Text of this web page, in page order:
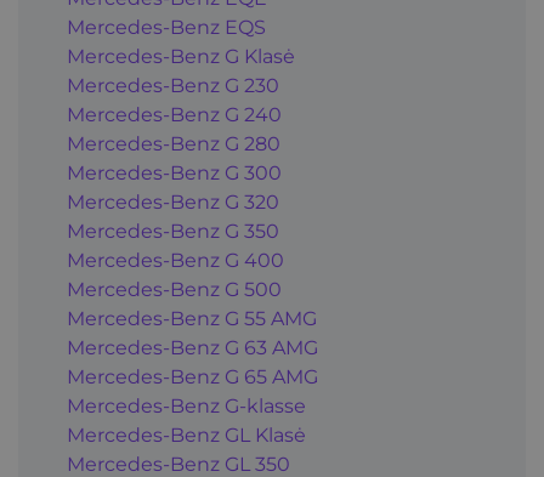
Mercedes-Benz EQS
Mercedes-Benz G Klasė
Mercedes-Benz G 230
Mercedes-Benz G 240
Mercedes-Benz G 280
Mercedes-Benz G 300
Mercedes-Benz G 320
Mercedes-Benz G 350
Mercedes-Benz G 400
Mercedes-Benz G 500
Mercedes-Benz G 55 AMG
Mercedes-Benz G 63 AMG
Mercedes-Benz G 65 AMG
Mercedes-Benz G-klasse
Mercedes-Benz GL Klasė
Mercedes-Benz GL 350